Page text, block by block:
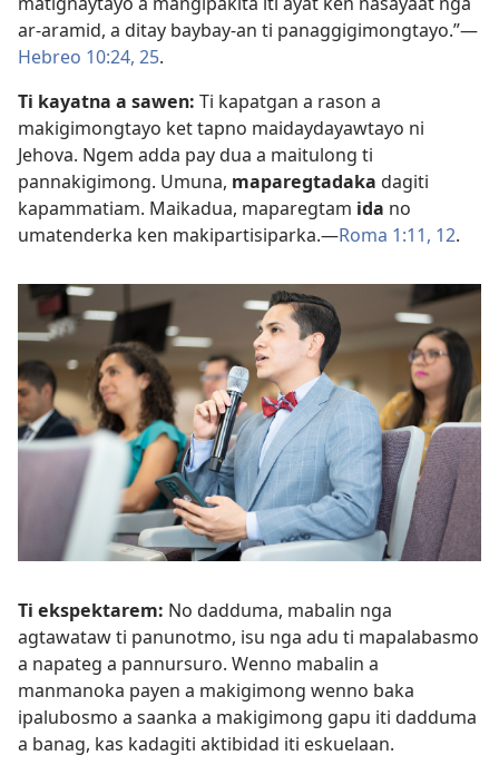
ar-aramid, a ditay baybay-an ti panaggigimongtayo.”—
Hebreo 10:24, 25.
Ti kayatna a sawen: Ti kapatgan a rason a
makigimongtayo ket tapno maidaydayawtayo ni
Jehova. Ngem adda pay dua a maitulong ti
pannakigimong. Umuna, maparegtadaka dagiti
kapammatiam. Maikadua, maparegtam ida no
umatenderka ken makipartisiparka.—Roma 1:11, 12.
Ti ekspektarem: No dadduma, mabalin nga
agtawataw ti panunotmo, isu nga adu ti mapalabasmo
a napateg a pannursuro. Wenno mabalin a
manmanoka payen a makigimong wenno baka
ipalubosmo a saanka a makigimong gapu iti dadduma
a banag, kas kadagiti aktibidad iti eskuelaan.